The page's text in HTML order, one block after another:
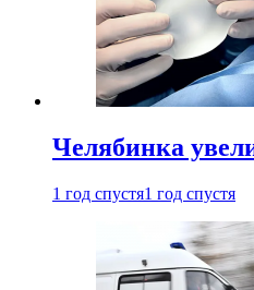
Челябинка
1 год спустя1 год спустя